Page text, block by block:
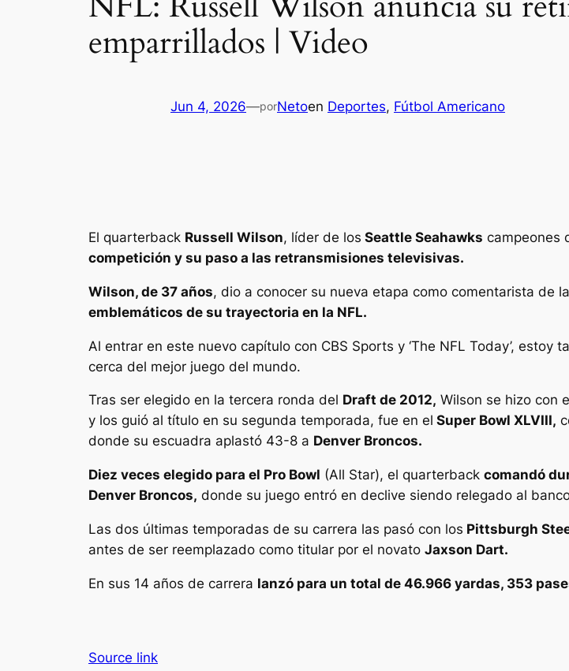
emparrillados | Video
Jun 4, 2026—porNetoen Deportes, Fútbol Americano
El quarterback Russell Wilson, líder de los Seattle Seahawks campeones
competición y su paso a las retransmisiones televisivas.
Wilson, de 37 años, dio a conocer su nueva etapa como comentarista de
emblemáticos de su trayectoria en la NFL.
Al entrar en este nuevo capítulo con CBS Sports y ‘The NFL Today’,
cerca del mejor juego del mundo.
Tras ser elegido en la tercera ronda del Draft de 2012, Wilson se hizo con
y los guió al título en su segunda temporada, fue en el Super Bowl XLVIII,
donde su escuadra aplastó 43-8 a Denver Broncos.
Diez veces elegido para el Pro Bowl (All Star), el quarterback comandó
Denver Broncos, donde su juego entró en declive siendo relegado al
Las dos últimas temporadas de su carrera las pasó con los Pittsburgh
antes de ser reemplazado como titular por el novato Jaxson Dart.
En sus 14 años de carrera lanzó para un total de 46.966 yardas, 353
Source link